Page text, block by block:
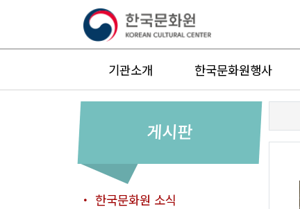
기관소개 한국문화원행사
게시판
・ 한국문화원 소식